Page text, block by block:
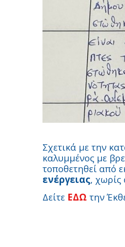
Σχετικά με την
καλυμμένος με
τοποθετηθεί από
ενέργειας, χωρίς
Δείτε ΕΔΩ την